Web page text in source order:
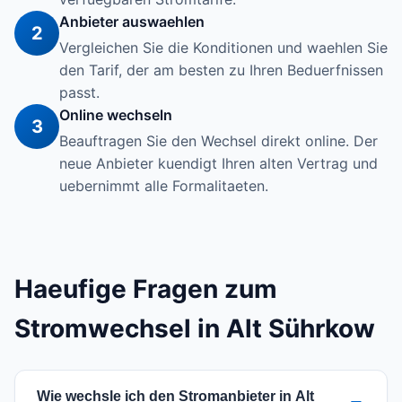
2
Anbieter auswaehlen
Vergleichen Sie die Konditionen und waehlen Sie
den Tarif, der am besten zu Ihren Beduerfnissen
passt.
3
Online wechseln
Beauftragen Sie den Wechsel direkt online. Der
neue Anbieter kuendigt Ihren alten Vertrag und
uebernimmt alle Formalitaeten.
Haeufige Fragen zum
Stromwechsel in Alt Sührkow
Wie wechsle ich den Stromanbieter in Alt